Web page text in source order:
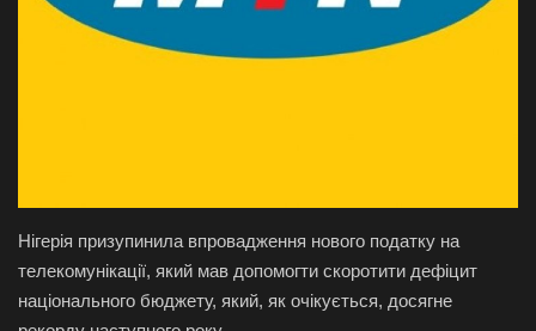
Мова
English Ukraine
Нігерія призупинила впровадження нового податку на
телекомунікації, який мав допомогти скоротити дефіцит
національного бюджету, який, як очікується, досягне